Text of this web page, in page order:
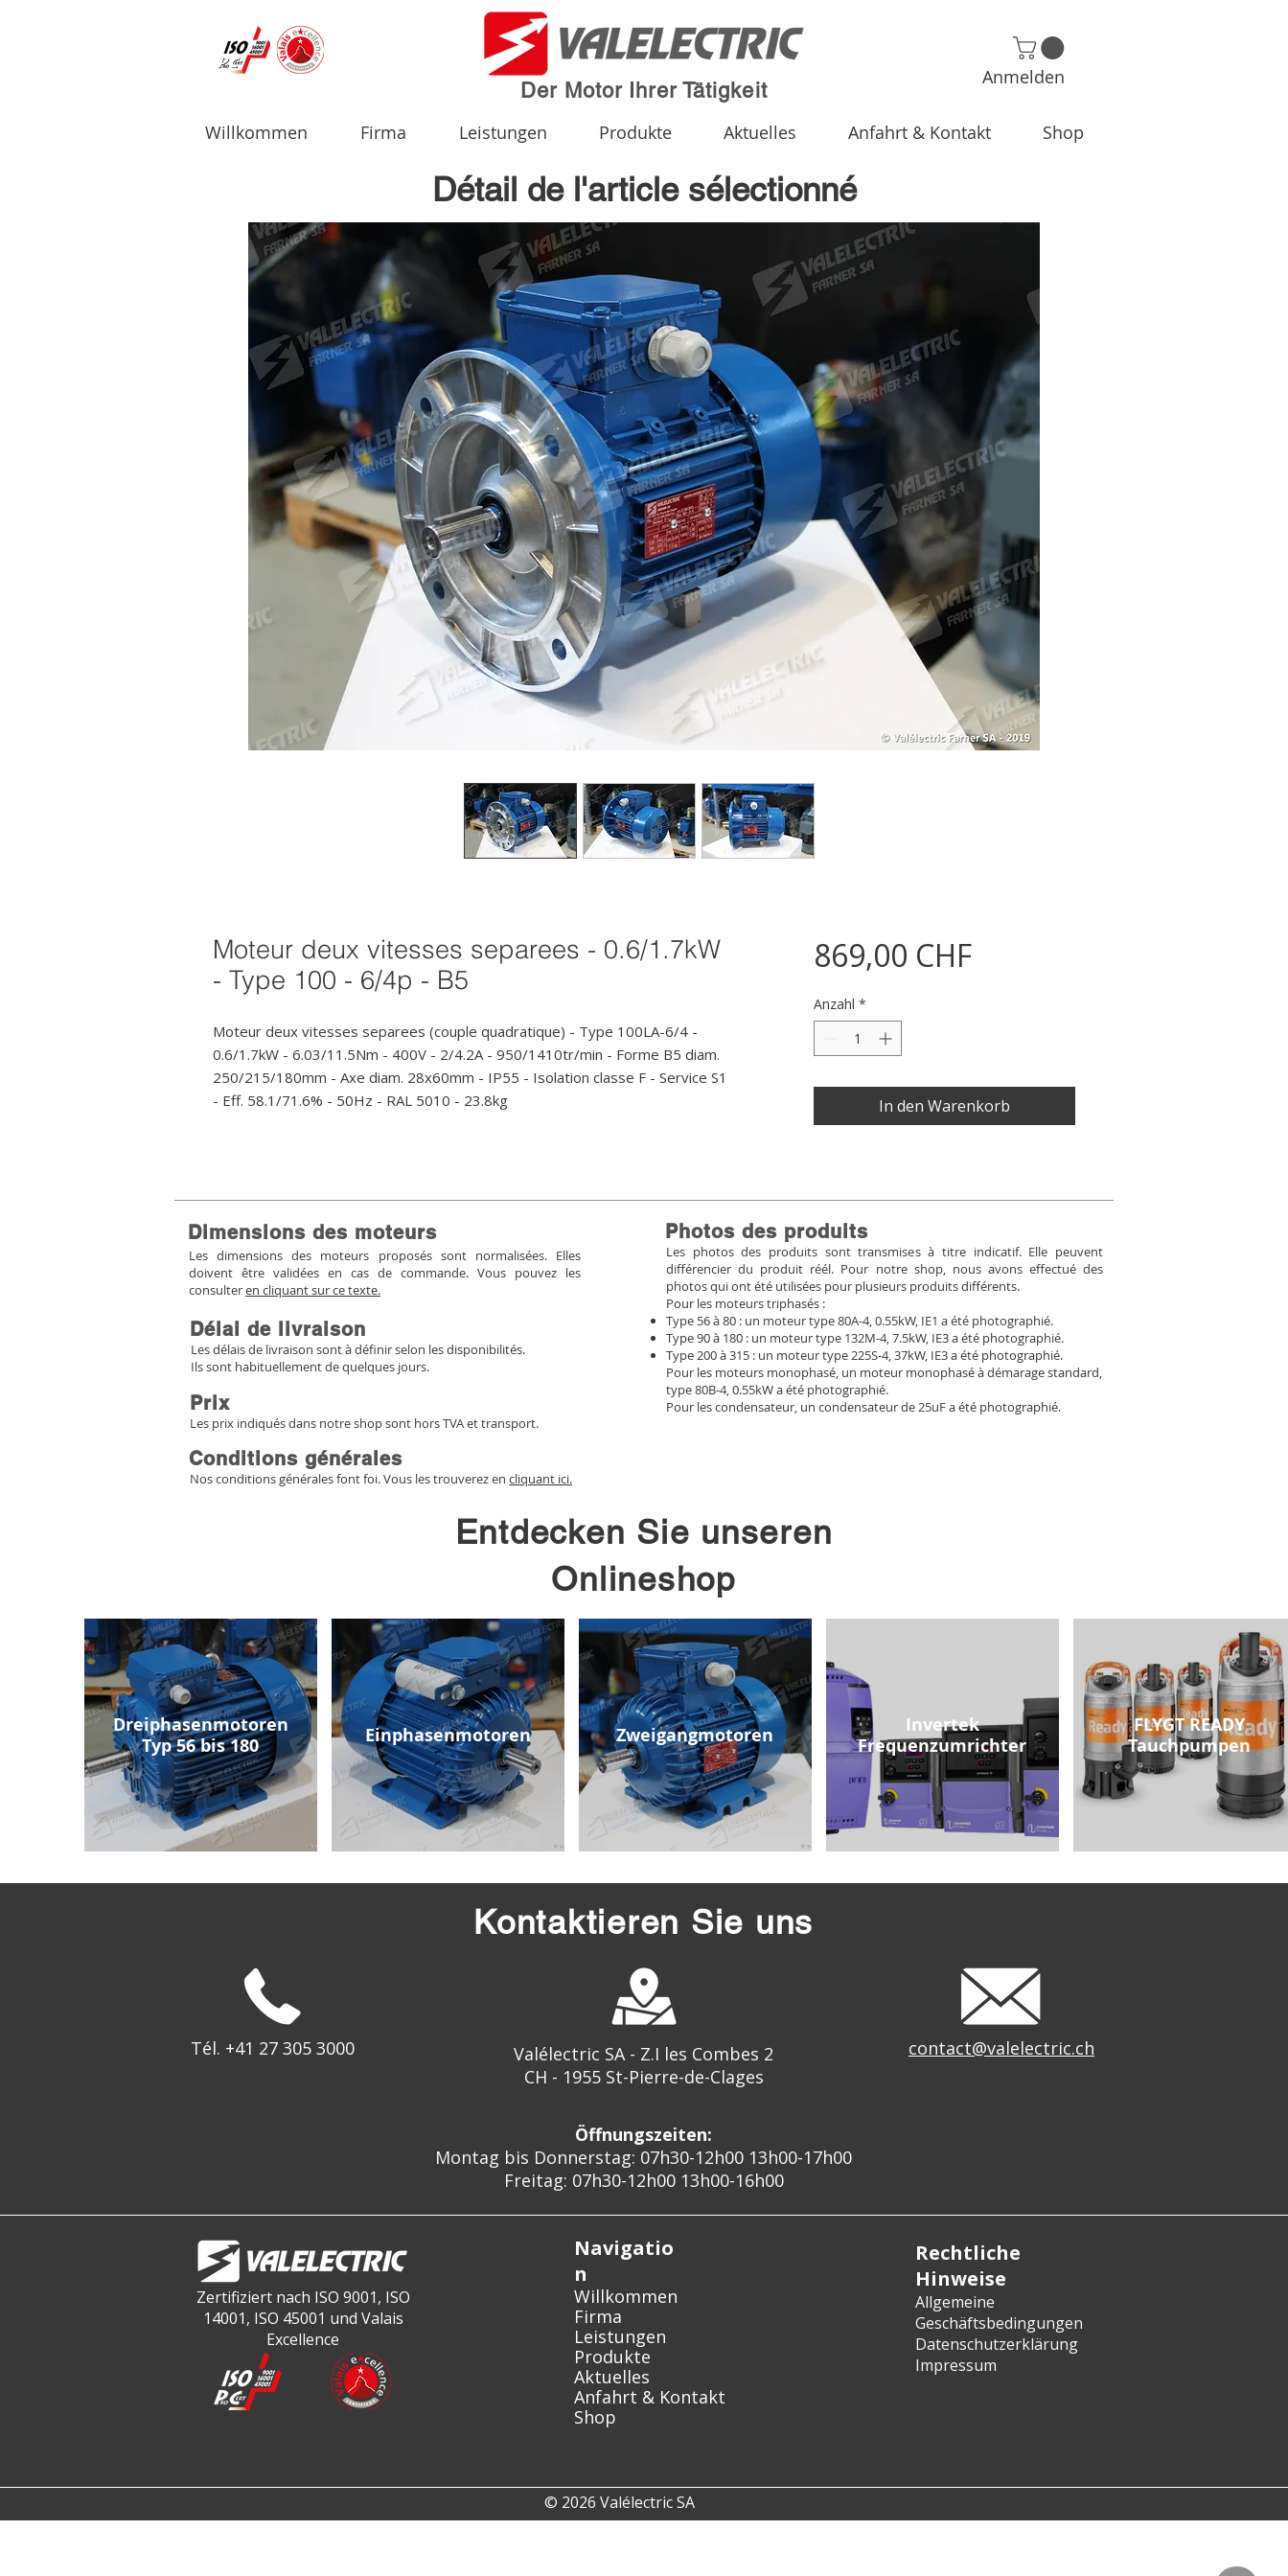
Der Motor Ihrer Tätigkeit
Anmelden
Willkommen Firma Leistungen Produkte Aktuelles Anfahrt & Kontakt Shop
Détail de l'article sélectionné
Moteur deux vitesses separees - 0.6/1.7kW
- Type 100 - 6/4p - B5
Moteur deux vitesses separees (couple quadratique) - Type 100LA-6/4 -
0.6/1.7kW - 6.03/11.5Nm - 400V - 2/4.2A - 950/1410tr/min - Forme B5 diam.
250/215/180mm - Axe diam. 28x60mm - IP55 - Isolation classe F - Service S1
- Eff. 58.1/71.6% - 50Hz - RAL 5010 - 23.8kg
869,00 CHFPreis
Anzahl *
In den Warenkorb
Dimensions des moteurs
Les dimensions des moteurs proposés sont normalisées. Elles
doivent être validées en cas de commande. Vous pouvez les
consulteren cliquant sur ce texte.
Délai de livraison
Les délais de livraison sont à définir selon les disponibilités.
Ils sont habituellement de quelques jours.
Prix
Les prix indiqués dans notre shop sont hors TVA et transport.
Conditions générales
Nos conditions générales font foi. Vous les trouverez en cliquant ici.
Photos des produits
Les photos des produits sont transmises à titre indicatif. Elle peuvent
différencier du produit réél. Pour notre shop, nous avons effectué des
photos qui ont été utilisées pour plusieurs produits différents.
Pour les moteurs triphasés :
Type 56 à 80 : un moteur type 80A-4, 0.55kW, IE1 a été photographié.
Type 90 à 180 : un moteur type 132M-4, 7.5kW, IE3 a été photographié.
Type 200 à 315 : un moteur type 225S-4, 37kW, IE3 a été photographié.
Pour les moteurs monophasé, un moteur monophasé à démarage standard,
type 80B-4, 0.55kW a été photographié.
Pour les condensateur, un condensateur de 25uF a été photographié.
Entdecken Sie unseren
Onlineshop
Dreiphasenmotoren
Typ 56 bis 180
Einphasenmotoren Zweigangmotoren
Invertek
Frequenzumrichter
FLYGT READY
Tauchpumpen
Kontaktieren Sie uns
Tél. +41 27 305 3000
Valélectric SA - Z.I les Combes 2
CH - 1955 St-Pierre-de-Clages
contact@valelectric.ch
Öffnungszeiten:
Montag bis Donnerstag: 07h30-12h00 13h00-17h00
Freitag: 07h30-12h00 13h00-16h00
Zertifiziert nach ISO 9001, ISO
14001, ISO 45001 und Valais
Excellence
Navigatio
n
Willkommen
Firma
Leistungen
Produkte
Aktuelles
Anfahrt & Kontakt
Shop
Rechtliche
Hinweise
Allgemeine
Geschäftsbedingungen
Datenschutzerklärung
Impressum
© 2026 Valélectric SA